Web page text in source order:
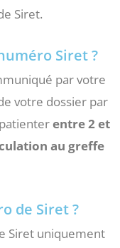
Siret.
Siret ?
par votre
votre dossier par
entre 2 et
au greffe
de Siret ?
Siret uniquement